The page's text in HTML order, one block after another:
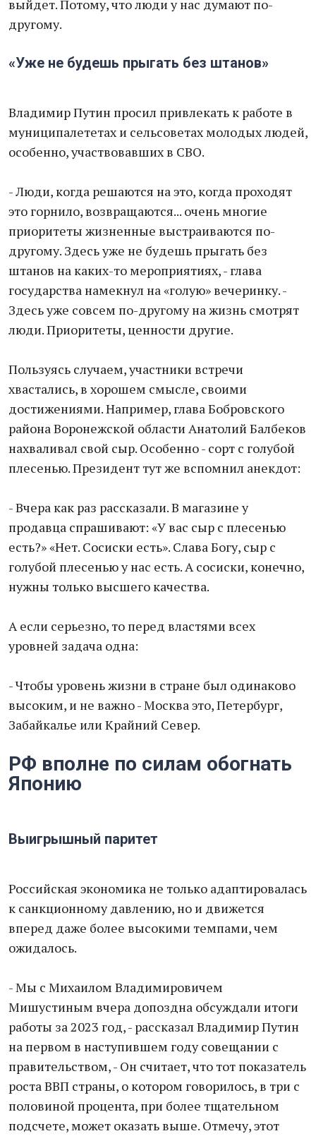
выйдeт. Потому, что люди у нас думaют пo-
другому.
«Уже не будешь прыгать без штанов»
Владимир Путин просил привлекать к работе в
муниципалететах и сельсоветах молодых людей,
особенно, участвовавших в СВО.
- Люди, когда решаются на это, когда проходят
это горнило, возвращаются... очень многие
приоритеты жизненные выстраиваются по-
другому. Здесь уже не будешь прыгать без
штанов на каких-то мероприятиях, - глава
государства намекнул на «голую» вечеринку. -
Здесь уже совсем по-другому на жизнь смотрят
люди. Приоритеты, ценности другие.
Пользуясь случаем, участники встречи
хвастались, в хорошем смысле, своими
достижениями. Например, глава Бобровского
района Воронежской области Анатолий Балбеков
нахваливал свой сыр. Особенно - сорт с голубой
плесенью. Президент тут же вспомнил анекдот:
- Вчера как раз рассказали. В магазине у
продавца спрашивают: «У вас сыр с плесенью
есть?» «Нет. Сосиски есть». Слава Богу, сыр с
голубой плесенью у нас есть. А сосиски, конечно,
нужны только высшего качества.
А если серьезно, то перед властями всех
уровней задача одна:
- Чтобы уровень жизни в стране был одинаково
высоким, и не важно - Москва это, Петербург,
Забайкалье или Крайний Север.
РФ вполне по силам обогнать
Японию
Выигрышный паритет
Российская экономика не только адаптировалась
к санкционному давлению, но и движется
вперед даже более высокими темпами, чем
ожидалось.
- Мы с Михаилом Владимировичем
Мишустиным вчера допоздна обсуждали итоги
работы за 2023 год, - рассказал Владимир Путин
на первом в наступившем году совещании с
правительством, - Он считает, что тот показатель
роста ВВП страны, о котором говорилось, в три с
половиной процента, при более тщательном
подсчете, может оказать выше. Отмечу, этот